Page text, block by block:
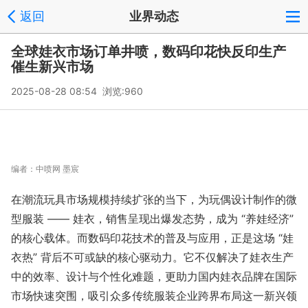
返回 业界动态
全球娃衣市场订单井喷，数码印花快反印生产
催生新兴市场
2025-08-28 08:54 浏览:960
编者： 中喷网 墨宸
在潮流玩具市场规模持续扩张的当下，为玩偶设计制作的微
型服装 —— 娃衣，销售呈现出爆发态势，成为 “养娃经济”
的核心载体。而数码印花技术的普及与应用，正是这场 “娃
衣热” 背后不可或缺的核心驱动力。它不仅解决了娃衣生产
中的效率、设计与个性化难题，更助力国内娃衣品牌在国际
市场快速突围，吸引众多传统服装企业跨界布局这一新兴领